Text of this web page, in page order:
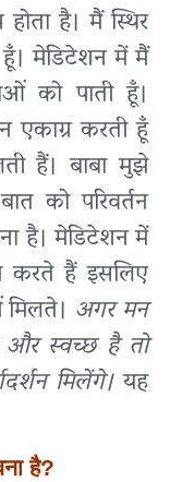
है। मैं स्थिर
मेडिटेशन में मैं
को पाती हूँ।
करती हूँ
हैं। बाबा मुझे
को परिवर्तन
है। मेडिटेशन में
हैं इसलिए
अगर मन
और स्वच्छ है तो
मिलेंगे।यह
है?